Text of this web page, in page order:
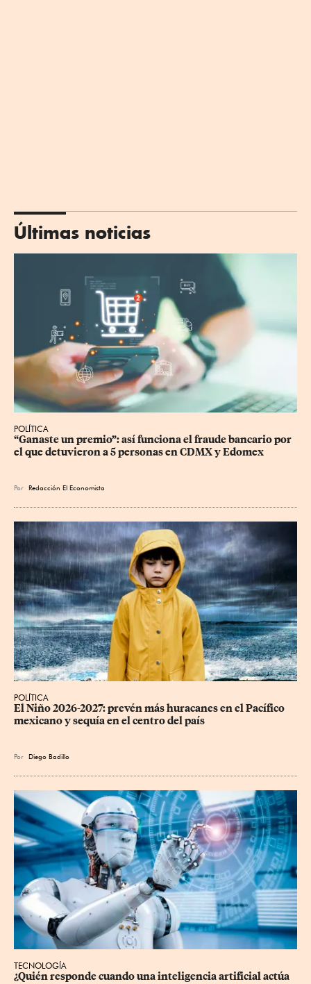
Últimas noticias
POLÍTICA
“Ganaste un premio”: así funciona el fraude bancario por
el que detuvieron a 5 personas en CDMX y Edomex
Por Redacción El Economista
POLÍTICA
El Niño 2026-2027: prevén más huracanes en el Pacífico
mexicano y sequía en el centro del país
Por Diego Badillo
TECNOLOGÍA
¿Quién responde cuando una inteligencia artificial actúa